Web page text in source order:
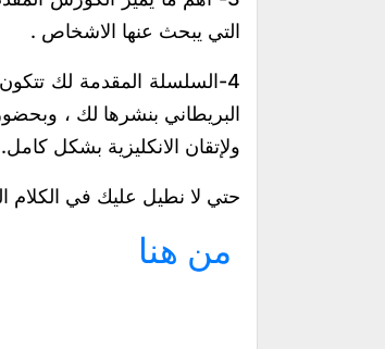
التي يبحث عنها الاشخاص .
4-السلسلة المقدمة لك
البريطاني بنشرها لك ،
ولإتقان الانكليزية بشكل كامل.
حتي لا نطيل عليك في
من هنا